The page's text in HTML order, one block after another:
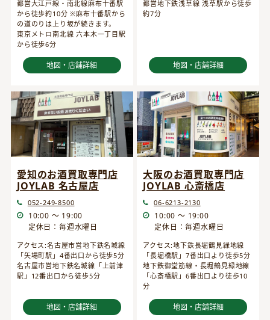
都営大江戸線・南北線麻布十番駅
から徒歩約10分 ※麻布十番駅から
の道のりは上り坂が続きます。
東京メトロ南北線 六本木一丁目駅
から徒歩6分
地図・店舗詳細
都営地下鉄浅草線 浅草駅から徒歩
約7分
地図・店舗詳細
愛知のお酒買取専門店
JOYLAB 名古屋店
052-249-8500
10:00 ～ 19:00
定休日：毎週水曜日
アクセス:名古屋市営地下鉄名城線
「矢場町駅」4番出口から徒歩5分
名古屋市営地下鉄名城線「上前津
駅」12番出口から徒歩5分
地図・店舗詳細
大阪のお酒買取専門店
JOYLAB 心斎橋店
06-6213-2130
10:00 ～ 19:00
定休日：毎週水曜日
アクセス:地下鉄長堀鶴見緑地線
「長堀橋駅」7番出口より徒歩5分
地下鉄御堂筋線・長堀鶴見緑地線
「心斎橋駅」6番出口より徒歩10
分
地図・店舗詳細